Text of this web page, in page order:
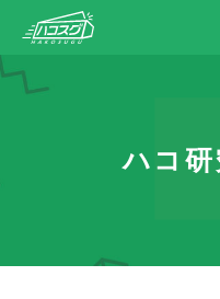
ハコ研